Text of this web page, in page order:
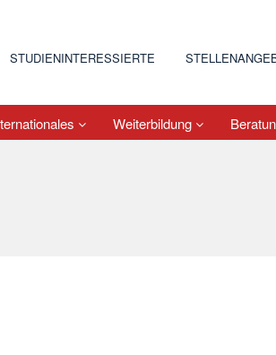
STUDIENINTERESSIERTE
Weiterbildung